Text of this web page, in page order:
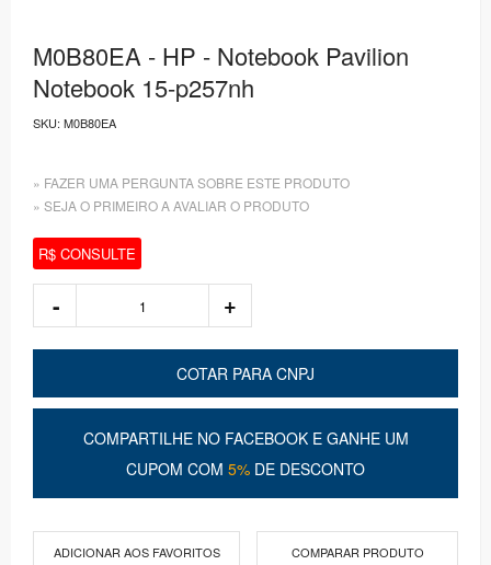
M0B80EA - HP - Notebook Pavilion
Notebook 15-p257nh
SKU: M0B80EA
» FAZER UMA PERGUNTA SOBRE ESTE PRODUTO
» SEJA O PRIMEIRO A AVALIAR O PRODUTO
R$ CONSULTE
COTAR PARA CNPJ
COMPARTILHE NO FACEBOOK E GANHE UM
CUPOM COM 5% DE DESCONTO
ADICIONAR AOS FAVORITOS COMPARAR PRODUTO